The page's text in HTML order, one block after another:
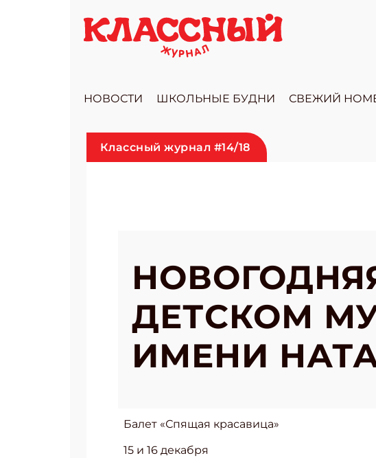
НОВОСТИ ШКОЛЬНЫЕ БУДНИ СВЕЖИЙ
Классный журнал #14/18
ДЕТСКОМ
ИМЕНИ
Балет «Спящая красавица»
15 и 16 декабря